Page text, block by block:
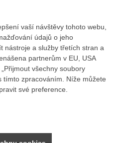
vaší návštěvy tohoto webu,
údajů o jeho
nástroje a služby třetích stran a
partnerům v EU, USA
všechny soubory
tímto zpracováním. Níže můžete
své preference.